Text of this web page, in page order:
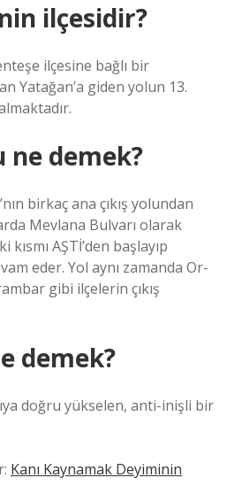
ilçesidir?
ilçesine bağlı bir
Yatağan’a giden yolun 13.
ne demek?
birkaç ana çıkış yolundan
Mevlana Bulvarı olarak
AŞTİ’den başlayıp
eder. Yol aynı zamanda Or-
gibi ilçelerin çıkış
demek?
doğru yükselen, anti-inişli bir
Kanı Kaynamak Deyiminin